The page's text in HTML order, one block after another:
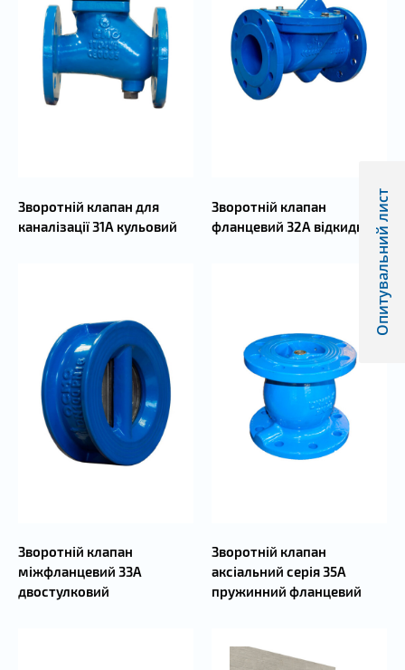
Зворотній клапан для
каналізації 31А кульовий
Зворотній клапан
фланцевий 32А відкидний
Зворотній клапан
міжфланцевий 33А
двостулковий
Зворотній клапан
аксіальний серія 35А
пружинний фланцевий
Опитувальний лист